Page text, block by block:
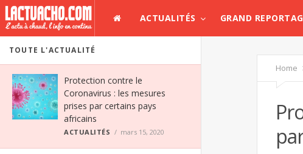
ACTUALITÉS GRAND
TOUTE L'ACTUALITÉ
Protection contre le
Coronavirus : les mesures
prises par certains pays
africains
ACTUALITÉS mars 15, 2020
Home